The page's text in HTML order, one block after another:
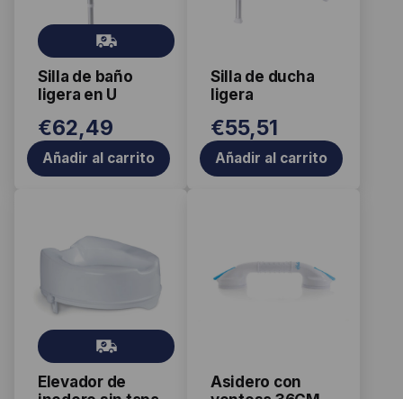
Silla de baño
ligera en U
Gr
ati
s
€62,49
Añadir al carrito
Silla de ducha
ligera
€55,51
Añadir al carrito
Elevador de
Gr
ati
s
producto
tiene
variantes.
opciones
pueden
Asidero con